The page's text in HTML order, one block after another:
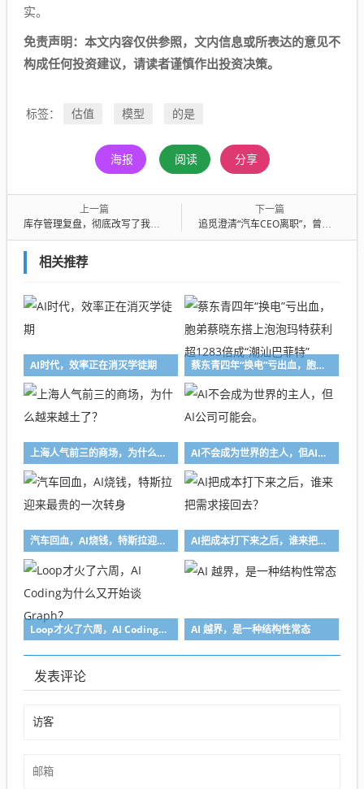
实。
免责声明：本文内容仅供参照，文内信息或所表达的意见不
构成任何投资建议，请读者谨慎作出投资决策。
标签： 估值 模型 的是
海报 阅读 分享
上一篇
库存管理复盘，彻底改写了我对贸易利润、风险的理解
下一篇
追觅澄清“汽车CEO离职”，曾有三条造车线
相关推荐
AI时代，效率正在消灭学徒期 蔡东青四年“换电”亏出血，胞弟蔡晓东搭上泡泡玛特获利超1283倍成“潮汕巴菲特”
上海人气前三的商场，为什么越来越土了？ AI不会成为世界的主人，但AI公司可能会。
汽车回血，AI烧钱，特斯拉迎来最贵的一次转身 AI把成本打下来之后，谁来把需求接回去？
Loop才火了六周，AI Coding为什么又开始谈Graph？ AI 越界，是一种结构性常态
发表评论